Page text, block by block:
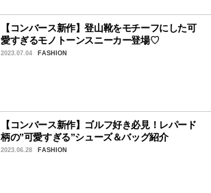
【コンバース新作】登山靴をモチーフにした可
愛すぎるモノトーンスニーカー登場♡
2023.07.04 FASHION
【コンバース新作】ゴルフ好き必見！レパード
柄の”可愛すぎる”シューズ＆バッグ紹介
2023.06.28 FASHION